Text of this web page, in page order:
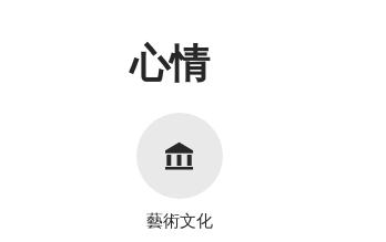
心情
藝術文化